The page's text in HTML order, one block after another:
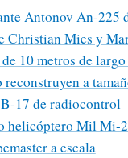
Antonov An-225
Christian Mies y
10 metros de
reconstruyen a
17 de radiocontrol
helicóptero Mil Mi-
a escala